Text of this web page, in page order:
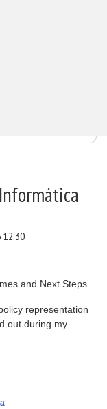
12:30
and Next Steps.
representation
out during my